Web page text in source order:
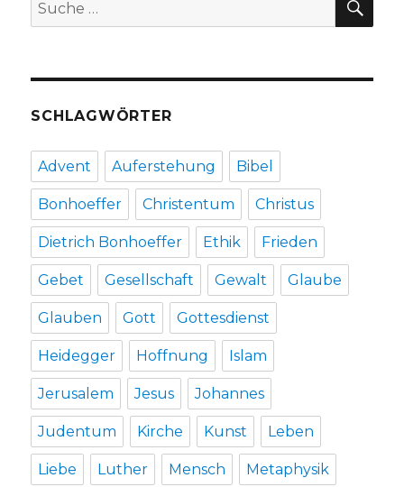
D.
der
am
Christoph
Werl
nach:
SCHLAGWÖRTER
Advent Auferstehung Bibel
Bonhoeffer Christentum Christus
Dietrich Bonhoeffer Ethik Frieden
Gebet Gesellschaft Gewalt Glaube
Glauben Gott Gottesdienst
Heidegger Hoffnung Islam
Jerusalem Jesus Johannes
Judentum Kirche Kunst Leben
Liebe Luther Mensch Metaphysik